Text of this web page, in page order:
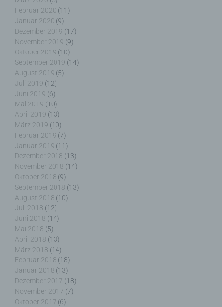
Februar 2020 (11)
Januar 2020 (9)
Dezember 2019 (17)
November 2019 (9)
Oktober 2019 (10)
September 2019 (14)
August 2019 (5)
Juli 2019 (12)
Juni 2019 (6)
Mai 2019 (10)
April 2019 (13)
März 2019 (10)
Februar 2019 (7)
Januar 2019 (11)
Dezember 2018 (13)
November 2018 (14)
Oktober 2018 (9)
September 2018 (13)
August 2018 (10)
Juli 2018 (12)
Juni 2018 (14)
Mai 2018 (5)
April 2018 (13)
März 2018 (14)
Februar 2018 (18)
Januar 2018 (13)
Dezember 2017 (18)
November 2017 (7)
Oktober 2017 (6)
analysieren oder vorherzusagen.
f) Pseudonymisierung
Pseudonymisierung ist die Verarbeitung
personenbezogener Daten in einer Weise, auf
welche die personenbezogenen Daten ohne
Hinzuziehung zusätzlicher Informationen nicht
mehr einer spezifischen betroffenen Person
zugeordnet werden können, sofern diese
zusätzlichen Informationen gesondert aufbewahrt
werden und technischen und organisatorischen
Maßnahmen unterliegen, die gewährleisten, dass
die personenbezogenen Daten nicht einer
identifizierten oder identifizierbaren natürlichen
Person zugewiesen werden.
g) Verantwortlicher oder für die Verarbeitung
Verantwortlicher
Verantwortlicher oder für die Verarbeitung
Verantwortlicher ist die natürliche oder juristische
Person, Behörde, Einrichtung oder andere Stelle,
die allein oder gemeinsam mit anderen über die